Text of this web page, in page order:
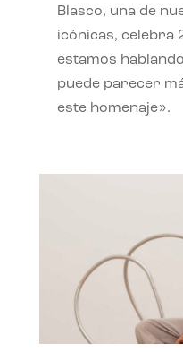
Blasco, una de
icónicas, celebra
estamos
puede parecer
este homenaje».